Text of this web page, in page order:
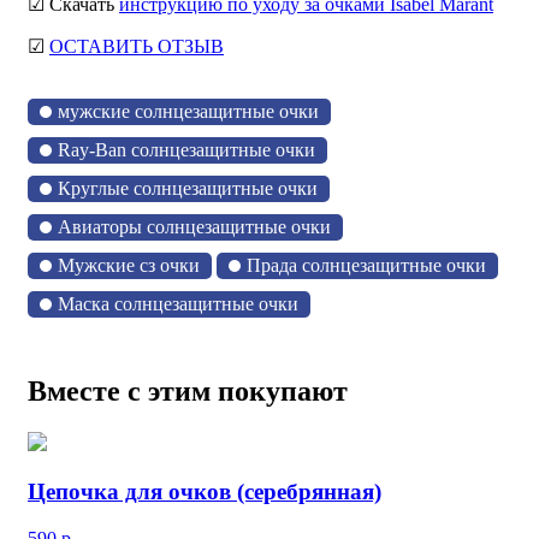
☑ Скачать инструкцию по уходу за очками Isabel Marant
☑ ОСТАВИТЬ ОТЗЫВ
мужские солнцезащитные очки
Ray-Ban солнцезащитные очки
Круглые солнцезащитные очки
Авиаторы солнцезащитные очки
Мужские сз очки
Прада солнцезащитные очки
Маска солнцезащитные очки
Вместе с этим покупают
Цепочка для очков (серебрянная)